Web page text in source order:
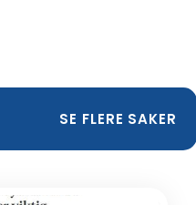
SE FLERE SAKER